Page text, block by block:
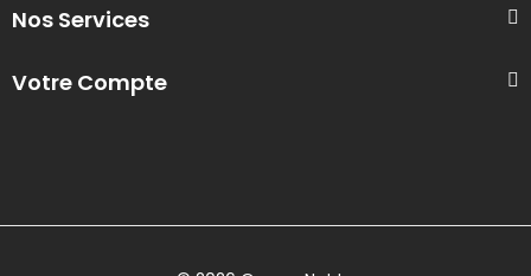
Nos Services
Votre Compte